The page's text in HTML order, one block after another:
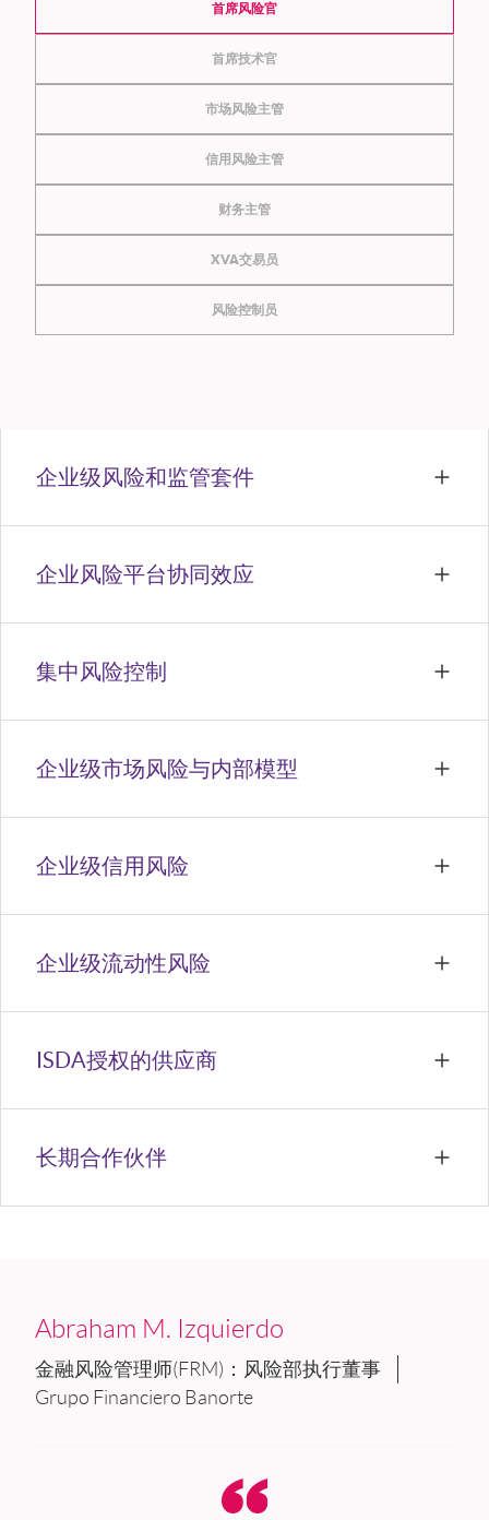
首席风险官
首席技术官
市场风险主管
信用风险主管
财务主管
XVA交易员
风险控制员
Abraham M. Izquierdo
金融风险管理师(FRM)：风险部执行董事
Grupo Financiero Banorte
企业级风险和监管套件
企业风险平台协同效应
集中风险控制
企业级市场风险与内部模型
企业级信用风险
企业级流动性风险
ISDA授权的供应商
长期合作伙伴